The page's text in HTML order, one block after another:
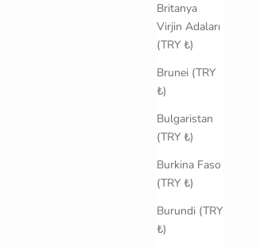
Britanya
Virjin Adaları
(TRY ₺)
Brunei (TRY
₺)
Bulgaristan
(TRY ₺)
Burkina Faso
(TRY ₺)
Burundi (TRY
₺)